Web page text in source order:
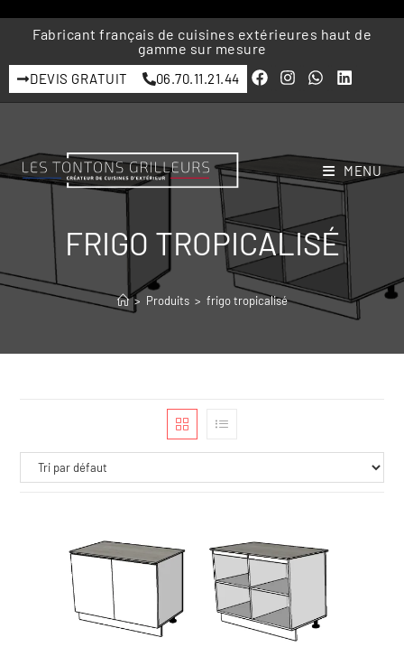
Fabricant français de cuisines extérieures haut de
gamme sur mesure
DEVIS GRATUIT 06.70.11.21.44
MENU
FRIGO TROPICALISÉ
> Produits > frigo tropicalisé